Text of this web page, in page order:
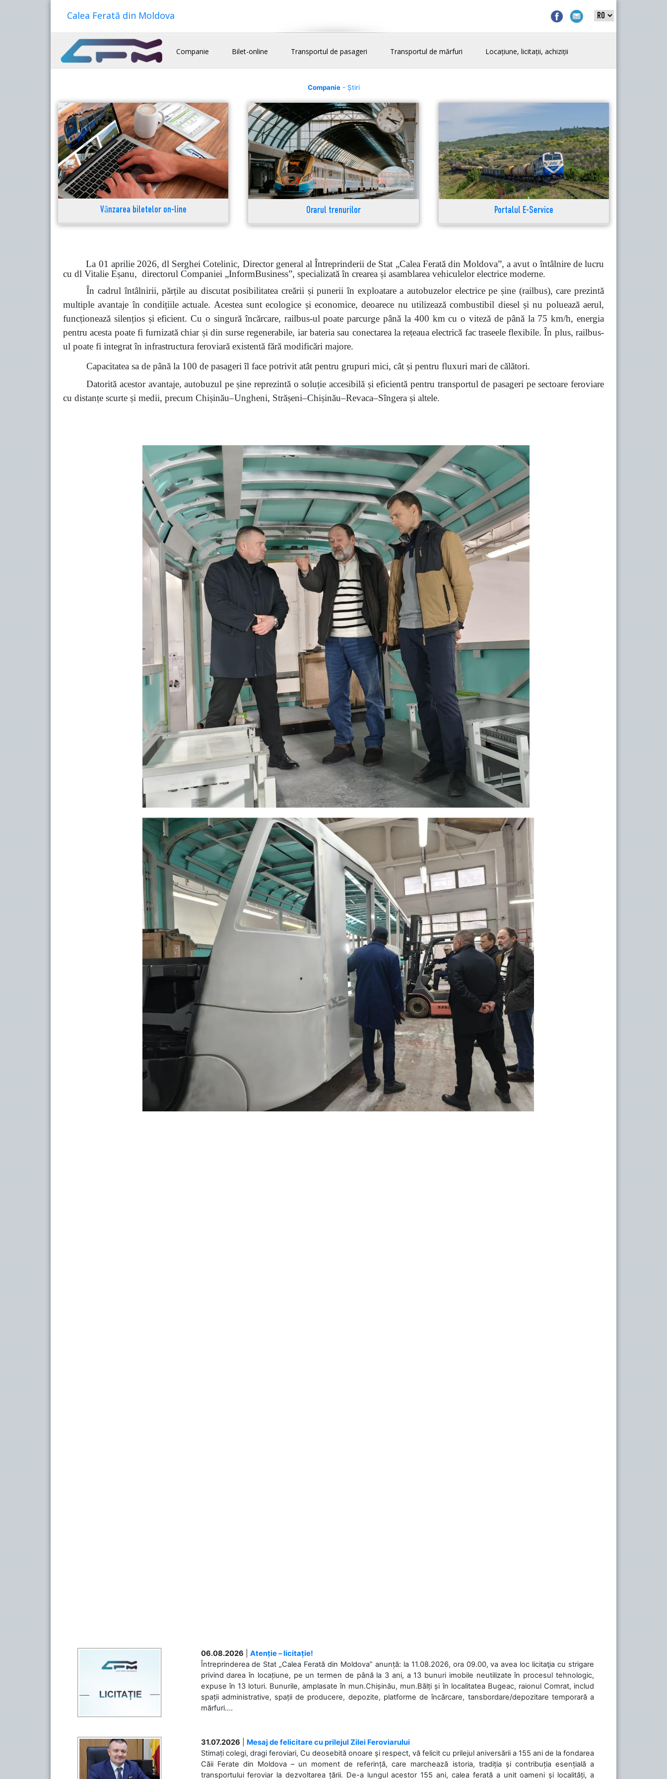
Calea Ferată din Moldova
Companie Bilet-online Transportul de pasageri Transportul de mărfuri Locațiune, licitații, achiziții
Companie- Știri
Vânzarea biletelor on-line Orarul trenurilor Portalul E-Service
La 01 aprilie 2026, dl Serghei Cotelinic, Director general al Întreprinderii de Stat „Calea Ferată din Moldova”, a avut o întâlnire de lucru
cu dl Vitalie Eșanu, directorul Companiei „InformBusiness”, specializată în crearea și asamblarea vehiculelor electrice moderne.
În cadrul întâlnirii, părțile au discutat posibilitatea creării și punerii în exploatare a autobuzelor electrice pe șine (railbus), care prezintă
multiple avantaje în condițiile actuale. Acestea sunt ecologice și economice, deoarece nu utilizează combustibil diesel și nu poluează aerul,
funcționează silențios și eficient. Cu o singură încărcare, railbus-ul poate parcurge până la 400 km cu o viteză de până la 75 km/h, energia
pentru acesta poate fi furnizată chiar și din surse regenerabile, iar bateria sau conectarea la rețeaua electrică fac traseele flexibile. În plus, railbus-
ul poate fi integrat în infrastructura feroviară existentă fără modificări majore.
Capacitatea sa de până la 100 de pasageri îl face potrivit atât pentru grupuri mici, cât și pentru fluxuri maride călători.
Datorită acestor avantaje, autobuzul pe șine reprezintă o soluție accesibilă și eficientă pentru transportul de pasageri pe sectoare feroviare
cu distanțe scurte și medii, precum Chișinău–Ungheni, Strășeni–Chișinău–Revaca–Sîngera și altele.
06.08.2026
Atenție – licitație!
Întreprinderea de Stat „Calea Ferată din Moldova” anunță: la 11.08.2026, ora 09.00, va avea loc licitaţia cu strigare
privind darea în locațiune, pe un termen de până la 3 ani, a 13 bunuri imobile neutilizate în procesul tehnologic,
expuse în 13 loturi. Bunurile, amplasate în mun.Chișinău, mun.Bălți și în localitatea Bugeac, raionul Comrat, includ
spații administrative, spații de producere, depozite, platforme de încărcare, tansbordare/depozitare temporară a
mărfuri....
31.07.2026
Mesaj de felicitare cu prilejul Zilei Feroviarului
Stimați colegi, dragi feroviari, Cu deosebită onoare și respect, vă felicit cu prilejul aniversării a 155 ani de la fondarea
Căii Ferate din Moldova – un moment de referință, care marchează istoria, tradiția și contribuția esențială a
transportului feroviar la dezvoltarea țării. De-a lungul acestor 155 ani, calea ferată a unit oameni și localități, a